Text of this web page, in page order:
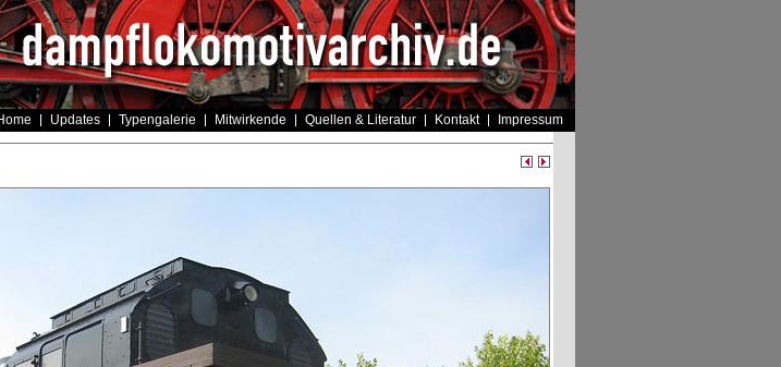
Updates Typengalerie Mitwirkende Quellen & Literatur Kontakt Impressum